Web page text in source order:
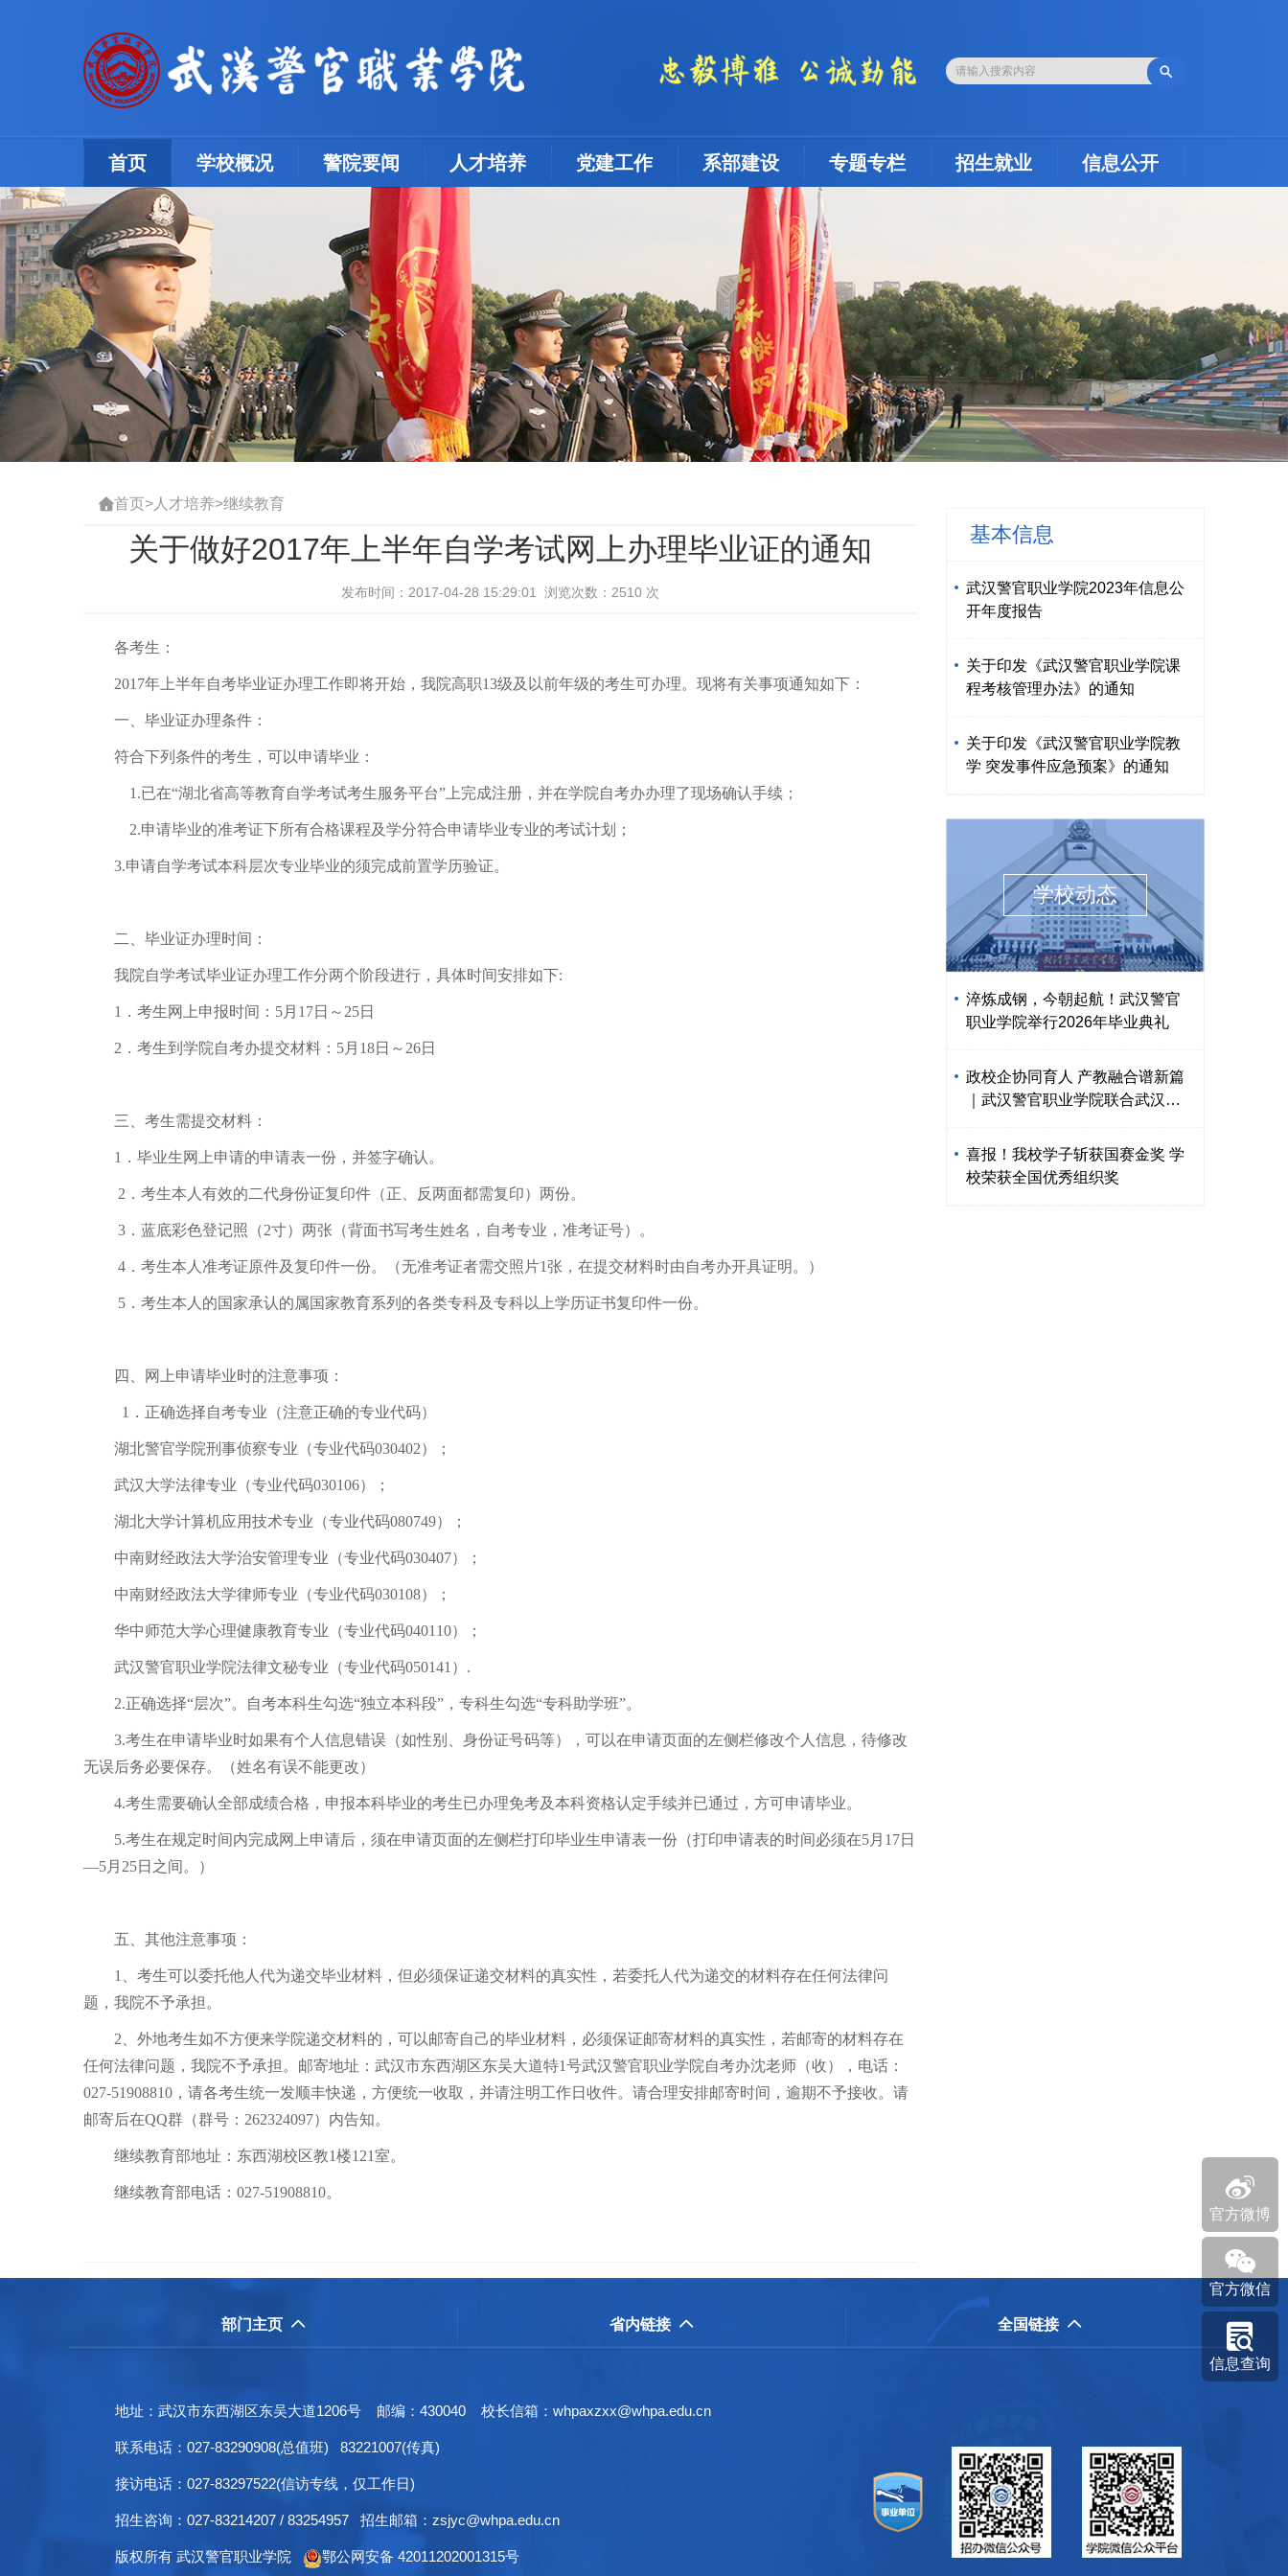

首页(current)学校概况 警院要闻 人才培养 党建工作 系部建设 专题专栏 招生就业 信息公开
首页> 人才培养>继续教育
关于做好2017年上半年自学考试网上办理毕业证的通知
发布时间：2017-04-28 15:29:01 浏览次数： 2510 次
各考生：
2017年上半年自考毕业证办理工作即将开始，我院高职13级及以前年级的考生可办理。现将有关事项通知如下：
一、毕业证办理条件：
符合下列条件的考生，可以申请毕业：
1.已在“湖北省高等教育自学考试考生服务平台”上完成注册，并在学院自考办办理了现场确认手续；
2.申请毕业的准考证下所有合格课程及学分符合申请毕业专业的考试计划；
3.申请自学考试本科层次专业毕业的须完成前置学历验证。
二、毕业证办理时间：
我院自学考试毕业证办理工作分两个阶段进行，具体时间安排如下:
1．考生网上申报时间：5月17日～25日
2．考生到学院自考办提交材料：5月18日～26日
三、考生需提交材料：
1．毕业生网上申请的申请表一份，并签字确认。
2．考生本人有效的二代身份证复印件（正、反两面都需复印）两份。
3．蓝底彩色登记照（2寸）两张（背面书写考生姓名，自考专业，准考证号）。
4．考生本人准考证原件及复印件一份。（无准考证者需交照片1张，在提交材料时由自考办开具证明。）
5．考生本人的国家承认的属国家教育系列的各类专科及专科以上学历证书复印件一份。
四、网上申请毕业时的注意事项：
1．正确选择自考专业（注意正确的专业代码）
湖北警官学院刑事侦察专业（专业代码030402）；
武汉大学法律专业（专业代码030106）；
湖北大学计算机应用技术专业（专业代码080749）；
中南财经政法大学治安管理专业（专业代码030407）；
中南财经政法大学律师专业（专业代码030108）；
华中师范大学心理健康教育专业（专业代码040110）；
武汉警官职业学院法律文秘专业（专业代码050141）.
2.正确选择“层次”。自考本科生勾选“独立本科段”，专科生勾选“专科助学班”。
3.考生在申请毕业时如果有个人信息错误（如性别、身份证号码等），可以在申请页面的左侧栏修改个人信息，待修改
无误后务必要保存。（姓名有误不能更改）
4.考生需要确认全部成绩合格，申报本科毕业的考生已办理免考及本科资格认定手续并已通过，方可申请毕业。
5.考生在规定时间内完成网上申请后，须在申请页面的左侧栏打印毕业生申请表一份（打印申请表的时间必须在5月17日
—5月25日之间。）
五、其他注意事项：
1、考生可以委托他人代为递交毕业材料，但必须保证递交材料的真实性，若委托人代为递交的材料存在任何法律问
题，我院不予承担。
2、外地考生如不方便来学院递交材料的，可以邮寄自己的毕业材料，必须保证邮寄材料的真实性，若邮寄的材料存在
任何法律问题，我院不予承担。邮寄地址：武汉市东西湖区东吴大道特1号武汉警官职业学院自考办沈老师（收），电话：
027-51908810，请各考生统一发顺丰快递，方便统一收取，并请注明工作日收件。请合理安排邮寄时间，逾期不予接收。请
邮寄后在QQ群（群号：262324097）内告知。
继续教育部地址：东西湖校区教1楼121室。
继续教育部电话：027-51908810。
基本信息
武汉警官职业学院2023年信息公
开年度报告
关于印发《武汉警官职业学院课
程考核管理办法》的通知
关于印发《武汉警官职业学院教
学 突发事件应急预案》的通知
学校动态
淬炼成钢，今朝起航！武汉警官
职业学院举行2026年毕业典礼
政校企协同育人 产教融合谱新篇
｜武汉警官职业学院联合武汉京
工程师订单班揭牌仪式
喜报！我校学子斩获国赛金奖 学
校荣获全国优秀组织奖
部门主页  省内链接  全国链接 
地址：武汉市东西湖区东吴大道1206号 邮编：430040 校长信箱：whpaxzxx@whpa.edu.cn
联系电话：027-83290908(总值班) 83221007(传真)
接访电话：027-83297522(信访专线，仅工作日)
招生咨询：027-83214207 / 83254957 招生邮箱：zsjyc@whpa.edu.cn
版权所有 武汉警官职业学院 鄂公网安备 42011202001315号

官方微博

官方微信

信息查询